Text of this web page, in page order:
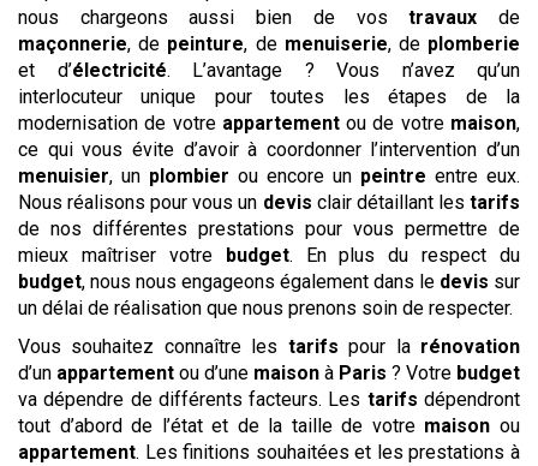
nous chargeons aussi bien de vostravaux de
maçonnerie, de peinture, de menuiserie, de plomberie
et d’électricité. L’avantage ? Vous n’avez qu’un
interlocuteur unique pour toutes les étapes de la
modernisation de votre appartementou de votre maison,
ce qui vous évite d’avoir à coordonner l’intervention d’un
menuisier, un plombier ou encore un peintre entre eux.
Nous réalisons pour vous un devis clair détaillant lestarifs
de nos différentes prestations pour vous permettre de
mieux maîtriser votre
budget. En plus du respect du
budget, nous nous engageons également dans le devis sur
un délai de réalisation que nous prenons soin de respecter.
Vous souhaitez connaître les tarifs pour la rénovation
d’un appartement ou d’une maison à Paris ? Votre budget
va dépendre de différents facteurs. Les tarifs dépendront
tout d’abord de l’état et de la taille de votre maison ou
appartement. Les finitions souhaitées et les prestations à